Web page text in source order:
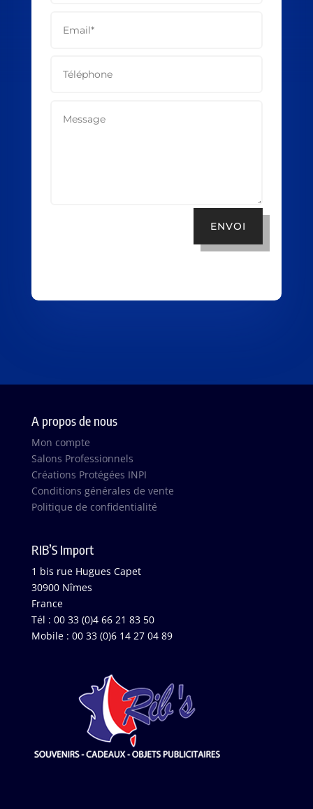
ENVOI
A propos de nous
Mon compte
Salons Professionnels
Créations Protégées INPI
Conditions générales de vente
Politique de confidentialité
RIB’S Import
1 bis rue Hugues Capet
30900 Nîmes
France
Tél : 00 33 (0)4 66 21 83 50
Mobile : 00 33 (0)6 14 27 04 89